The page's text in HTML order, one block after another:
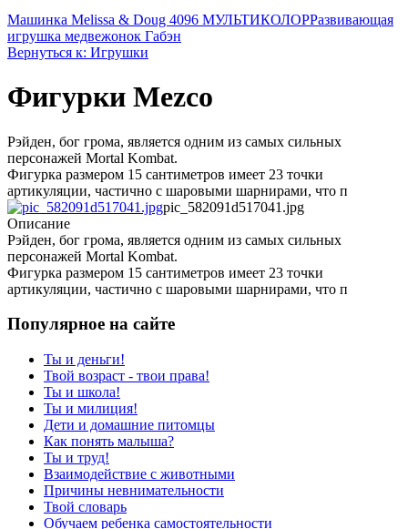
Машинка Melissa & Doug 4096 МУЛЬТИКОЛОРРазвивающая
игрушка медвежонок Габэн
Вернуться к: Игрушки
Фигурки Mezco
Рэйден, бог грома, является одним из самых сильных
персонажей Mortal Kombat.
Фигурка размером 15 сантиметров имеет 23 точки
артикуляции, частично с шаровыми шарнирами, что п
pic_582091d517041.jpg
Описание
Рэйден, бог грома, является одним из самых сильных
персонажей Mortal Kombat.
Фигурка размером 15 сантиметров имеет 23 точки
артикуляции, частично с шаровыми шарнирами, что п
Популярное на сайте
Ты и деньги!
Твой возраст - твои права!
Ты и школа!
Ты и милиция!
Дети и домашние питомцы
Как понять малыша?
Ты и труд!
Взаимодействие с животными
Причины невнимательности
Твой словарь
Обучаем ребенка самостоятельности